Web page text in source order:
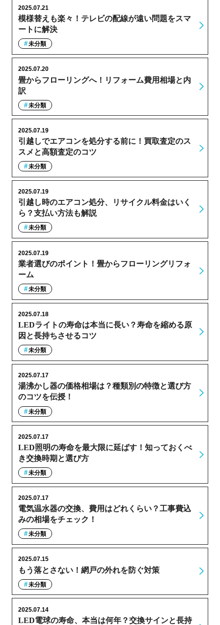
模様替えも楽々！テレビの配線が遠い問題をスマ
ートに解決
2025.07.21
未分類
畳からフローリングへ！リフォーム費用相場と内
訳
2025.07.20
未分類
引越しでエアコンを処分する前に！買取査定のス
スメと高額査定のコツ
2025.07.19
未分類
引越し時のエアコン処分、リサイクル料金はいく
ら？支払い方法も解説
2025.07.19
未分類
業者選びのポイント！畳からフローリングリフォ
ーム
2025.07.19
未分類
LEDライトの寿命は本当に長い？寿命を縮める原
因と長持ちさせるコツ
2025.07.18
未分類
湯沸かし器の価格相場は？種類別の特徴と選び方
のコツを伝授！
2025.07.17
未分類
LED照明の寿命を最大限に延ばす！知っておくべ
き交換時期と選び方
2025.07.17
未分類
電気温水器の交換、費用はどれくらい？工事費込
みの相場をチェック！
2025.07.17
未分類
もう落とさない！網戸の外れを防ぐ対策
2025.07.15
未分類
LED電球の寿命、本当は何年？交換サインと長持
2025.07.14